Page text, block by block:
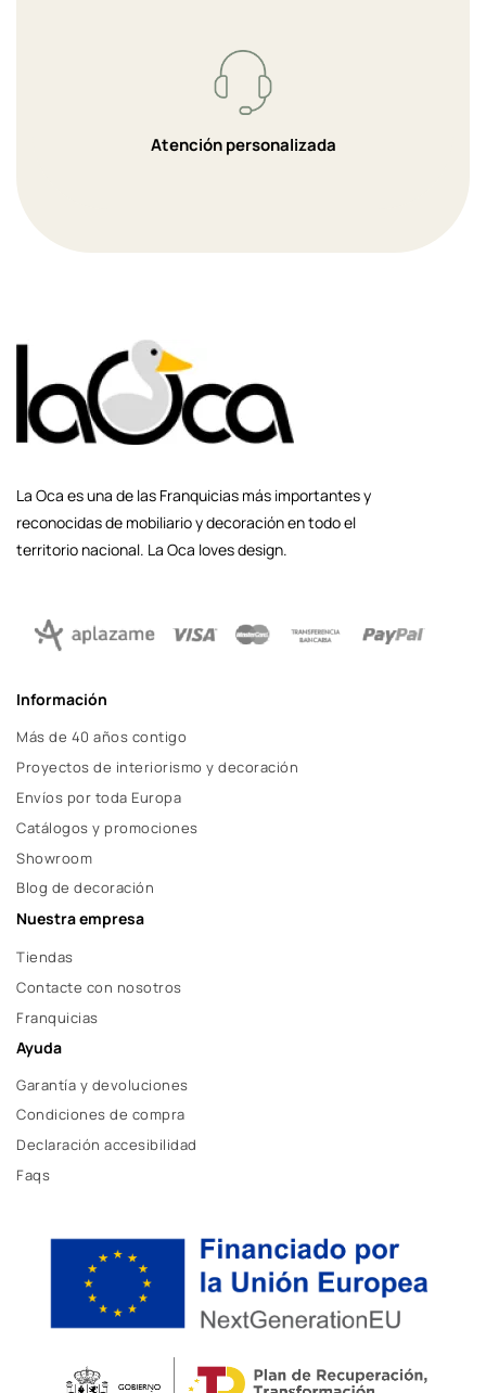
Atención personalizada
La Oca es una de las Franquicias más importantes y
reconocidas de mobiliario y decoración en todo el
territorio nacional. La Oca loves design.
Información
Más de 40 años contigo
Proyectos de interiorismo y decoración
Envíos por toda Europa
Catálogos y promociones
Showroom
Blog de decoración
Nuestra empresa
Tiendas
Contacte con nosotros
Franquicias
Ayuda
Garantía y devoluciones
Condiciones de compra
Declaración accesibilidad
Faqs